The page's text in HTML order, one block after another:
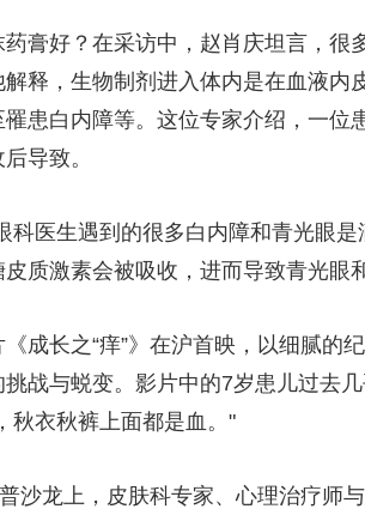
膏好？在采访中，赵肖庆坦言，很
释，生物制剂进入体内是在血液内
患白内障等。这位专家介绍，一位
导致。
科医生遇到的很多白内障和青光眼
质激素会被吸收，进而导致青光眼
成长之“痒”》在沪首映，以细腻的
战与蜕变。影片中的7岁患儿过去
秋衣秋裤上面都是血。"
沙龙上，皮肤科专家、心理治疗师